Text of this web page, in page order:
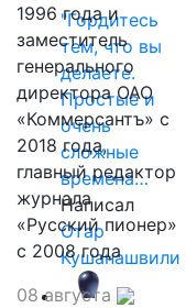
"Гордитесь
тем, что вы
делаете.
Простые и
очень
сложные
времена…
Написал
Отар
Кушанашвили
1996 года и
заместитель
генерального
директора ОАО
«Коммерсантъ» с
2018 года,
главный редактор
журнала
«Русский пионер»
с 2008 года
08 августа